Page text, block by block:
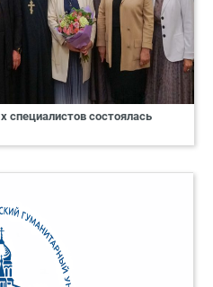
специалистов состоялась